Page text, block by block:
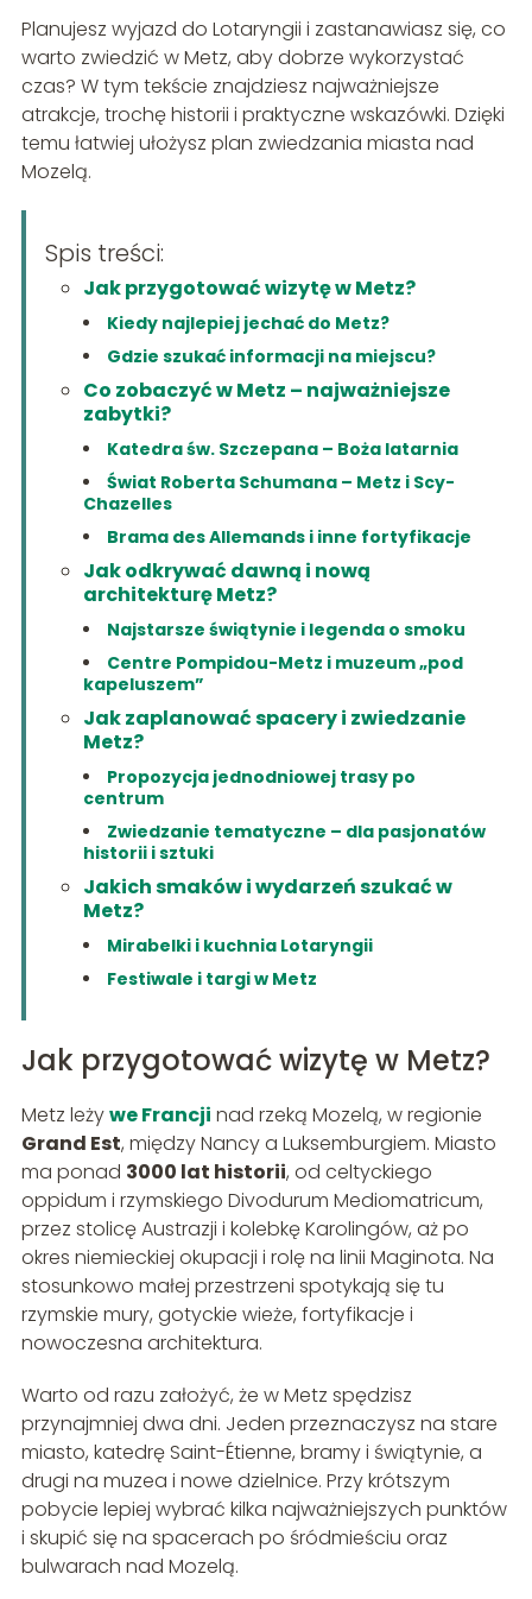
Planujesz wyjazd do Lotaryngii i zastanawiasz się, co
warto zwiedzić w Metz, aby dobrze wykorzystać
czas? W tym tekście znajdziesz najważniejsze
atrakcje, trochę historii i praktyczne wskazówki. Dzięki
temu łatwiej ułożysz plan zwiedzania miasta nad
Mozelą.
Spis treści:
Jak przygotować wizytę w Metz?
Kiedy najlepiej jechać do Metz?
Gdzie szukać informacji na miejscu?
Co zobaczyć w Metz – najważniejsze
zabytki?
Katedra św. Szczepana – Boża latarnia
Świat Roberta Schumana – Metz i Scy-
Chazelles
Brama des Allemands i inne fortyfikacje
Jak odkrywać dawną i nową
architekturę Metz?
Najstarsze świątynie i legenda o smoku
Centre Pompidou-Metz i muzeum „pod
kapeluszem”
Jak zaplanować spacery i zwiedzanie
Metz?
Propozycja jednodniowej trasy po
centrum
Zwiedzanie tematyczne – dla pasjonatów
historii i sztuki
Jakich smaków i wydarzeń szukać w
Metz?
Mirabelki i kuchnia Lotaryngii
Festiwale i targi w Metz
Jak przygotować wizytę w Metz?
Metz leżywe Francji nad rzeką Mozelą, w regionie
Grand Est, między Nancy a Luksemburgiem. Miasto
ma ponad 3000 lat historii, od celtyckiego
oppidum i rzymskiego Divodurum Mediomatricum,
przez stolicę Austrazji i kolebkę Karolingów, aż po
okres niemieckiej okupacji i rolę na linii Maginota. Na
stosunkowo małej przestrzeni spotykają się tu
rzymskie mury, gotyckie wieże, fortyfikacje i
nowoczesna architektura.
Warto od razu założyć, że w Metz spędzisz
przynajmniej dwa dni. Jeden przeznaczysz na stare
miasto, katedrę Saint-Étienne, bramy i świątynie, a
drugi na muzea i nowe dzielnice. Przy krótszym
pobycie lepiej wybrać kilka najważniejszych punktów
i skupić się na spacerach po śródmieściu oraz
bulwarach nad Mozelą.